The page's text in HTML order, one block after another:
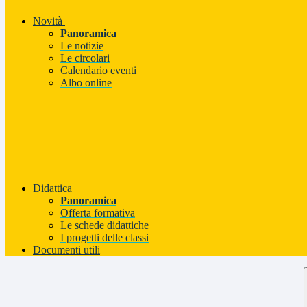
Novità
Panoramica
Le notizie
Le circolari
Calendario eventi
Albo online
Didattica
Panoramica
Offerta formativa
Le schede didattiche
I progetti delle classi
Documenti utili